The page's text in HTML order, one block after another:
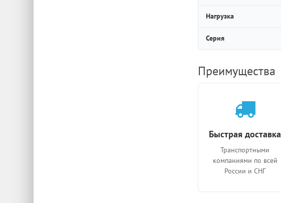
Нагрузка
Серия
Преимущества
Быстрая доставка
Транспортными
компаниями по всей
России и СНГ